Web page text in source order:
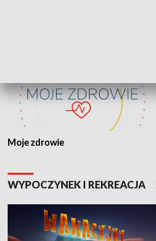
Moje zdrowie
WYPOCZYNEK I REKREACJA